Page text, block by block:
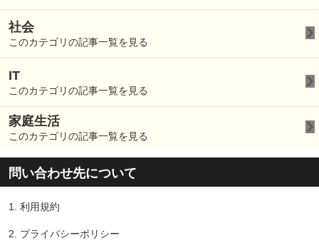
社会
このカテゴリの記事一覧を見る
IT
このカテゴリの記事一覧を見る
家庭生活
このカテゴリの記事一覧を見る
問い合わせ先について
1. 利用規約
2. プライバシーポリシー